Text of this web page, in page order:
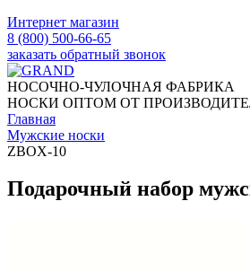
Интернет магазин
8 (800) 500-66-65
заказать обратный звонок
НОСОЧНО-ЧУЛОЧНАЯ ФАБРИКА
НОСКИ ОПТОМ ОТ
Главная
Мужские носки
ZBOX-10
Подарочный набор